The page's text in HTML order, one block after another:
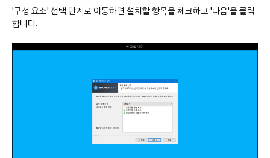
'구성 요소' 선택 단계로 이동하면 설치할 항목을 체크하고 '다음'을 클릭
합니다.